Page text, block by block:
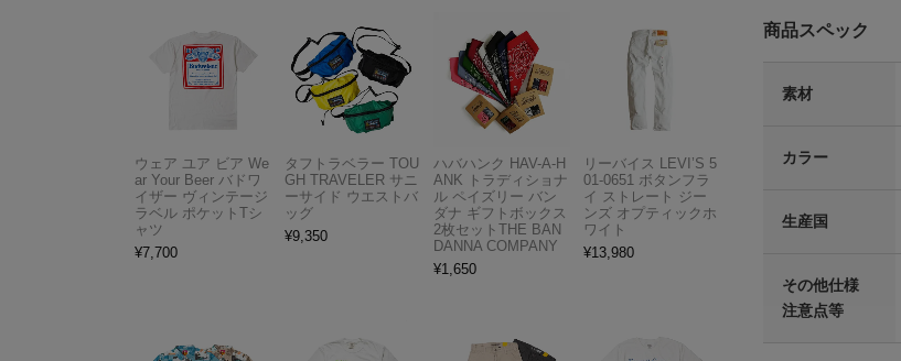
商品スペック
素材
カラー
生産国
その他仕様
注意点等
ウェア ユア ビア We
ar Your Beer バドワ
イザー ヴィンテージ
ラベル ポケットTシ
ャツ
¥7,700
タフトラベラー TOU
GH TRAVELER サニ
ーサイド ウエストバ
ッグ
¥9,350
ハバハンク HAV-A-H
ANK トラディショナ
ル ペイズリー バン
ダナ ギフトボックス
2枚セットTHE BAN
DANNA COMPANY
¥1,650
リーバイス LEVI’S 5
01-0651 ボタンフラ
イ ストレート ジー
ンズ オプティックホ
ワイト
¥13,980